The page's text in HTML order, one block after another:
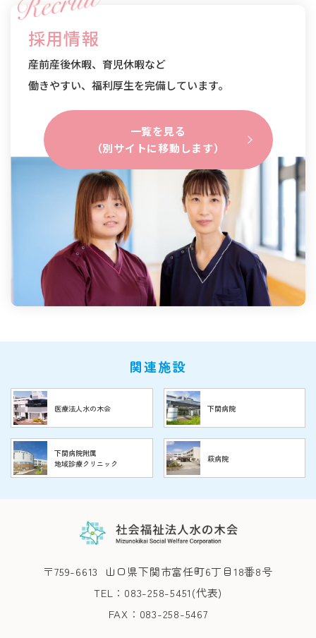
採用情報
産前産後休暇、育児休暇など
働きやすい、福利厚生を完備しています。
一覧を見る
（別サイトに移動します）
関連施設
医療法人水の木会 下関病院
下関病院附属
地域診療クリニック
萩病院
〒759-6613
山口県下関市富任町6丁目18番8号
TEL：083-258-5451(代表)
FAX：083-258-5467